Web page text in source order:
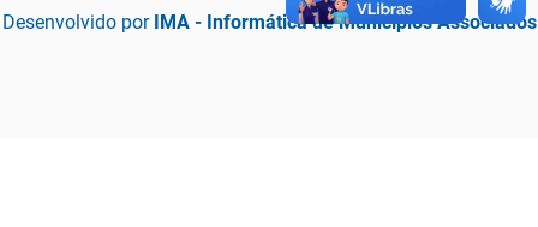
Desenvolvido por IMA - Informática de Municípios Associados